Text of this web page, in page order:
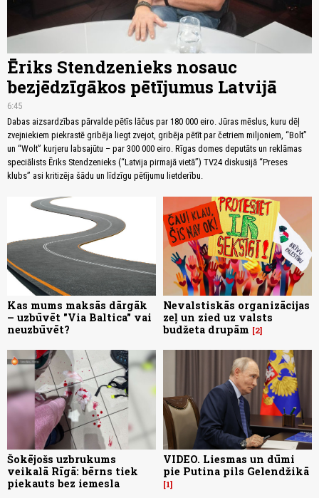
Ēriks Stendzenieks nosauc
bezjēdzīgākos pētījumus Latvijā
6:45
Dabas aizsardzības pārvalde pētīs lāčus par 180 000 eiro. Jūras mēslus, kuru dēļ
zvejniekiem piekrastē gribēja liegt zvejot, gribēja pētīt par četriem miljoniem, “Bolt”
un “Wolt” kurjeru labsajūtu – par 300 000 eiro. Rīgas domes deputāts un reklāmas
speciālists Ēriks Stendzenieks (“Latvija pirmajā vietā”) TV24 diskusijā “Preses
klubs” asi kritizēja šādu un līdzīgu pētījumu lietderību.
Kas mums maksās dārgāk
– uzbūvēt "Via Baltica" vai
neuzbūvēt?
Nevalstiskās organizācijas
zeļ un zied uz valsts
budžeta drupām
2
Šokējošs uzbrukums
veikalā Rīgā: bērns tiek
piekauts bez iemesla
VIDEO. Liesmas un dūmi
pie Putina pils Gelendžikā
1